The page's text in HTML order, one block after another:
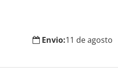
Envio:11 de agosto